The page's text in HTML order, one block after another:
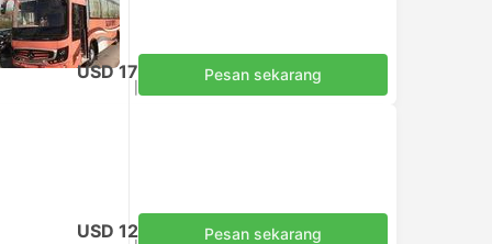
USD 17 Pesan sekarang
USD 12 Pesan sekarang